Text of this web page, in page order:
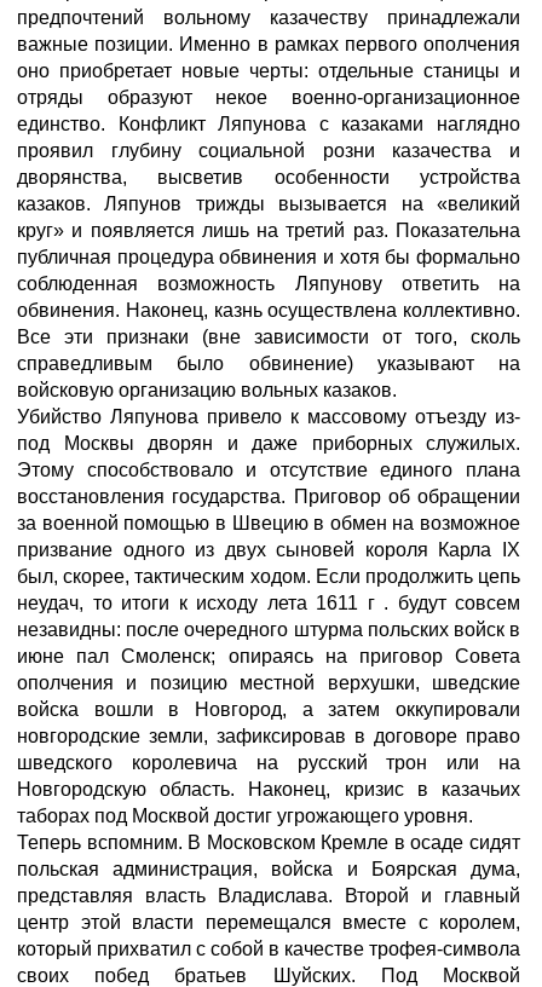
предпочтений вольному казачеству принадлежали
важные позиции. Именно в рамках первого ополчения
оно приобретает новые черты: отдельные станицы и
отряды образуют некое военно-организационное
единство. Конфликт Ляпунова с казаками наглядно
проявил глубину социальной розни казачества и
дворянства, высветив особенности устройства
казаков. Ляпунов трижды вызывается на «великий
круг» и появляется лишь на третий раз. Показательна
публичная процедура обвинения и хотя бы формально
соблюденная возможность Ляпунову ответить на
обвинения. Наконец, казнь осуществлена коллективно.
Все эти признаки (вне зависимости от того, сколь
справедливым было обвинение) указывают на
войсковую организацию вольных казаков.
Убийство Ляпунова привело к массовому отъезду из-
под Москвы дворян и даже приборных служилых.
Этому способствовало и отсутствие единого плана
восстановления государства. Приговор об обращении
за военной помощью в Швецию в обмен на возможное
призвание одного из двух сыновей короля Карла IX
был, скорее, тактическим ходом. Если продолжить цепь
неудач, то итоги к исходу лета 1611 г . будут совсем
незавидны: после очередного штурма польских войск в
июне пал Смоленск; опираясь на приговор Совета
ополчения и позицию местной верхушки, шведские
войска вошли в Новгород, а затем оккупировали
новгородские земли, зафиксировав в договоре право
шведского королевича на русский трон или на
Новгородскую область. Наконец, кризис в казачьих
таборах под Москвой достиг угрожающего уровня.
Теперь вспомним. В Московском Кремле в осаде сидят
польская администрация, войска и Боярская дума,
представляя власть Владислава. Второй и главный
центр этой власти перемещался вместе с королем,
который прихватил с собой в качестве трофея-символа
своих побед братьев Шуйских. Под Москвой